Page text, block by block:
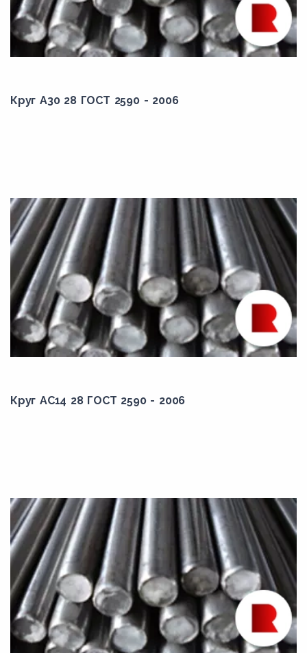
Круг А30 28 ГОСТ 2590 - 2006
Круг АС14 28 ГОСТ 2590 - 2006